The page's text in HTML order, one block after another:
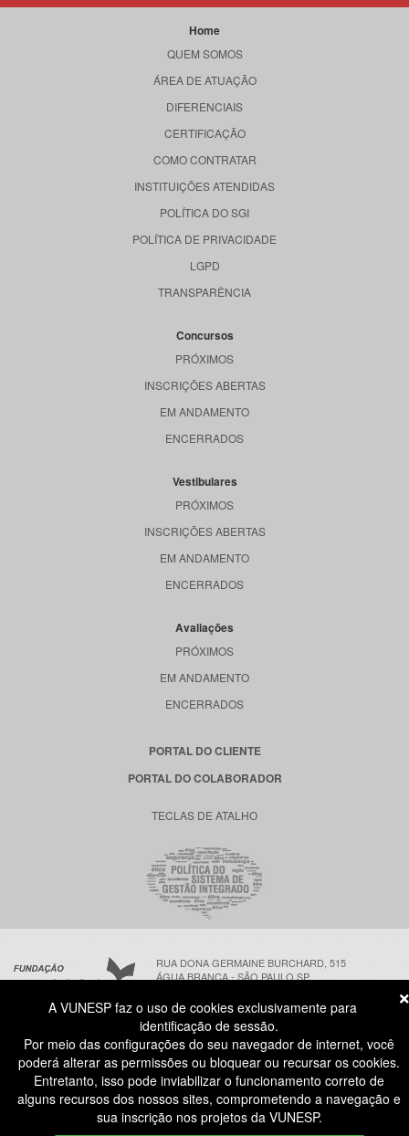
Home
QUEM SOMOS
ÁREA DE ATUAÇÃO
DIFERENCIAIS
CERTIFICAÇÃO
COMO CONTRATAR
INSTITUIÇÕES ATENDIDAS
POLÍTICA DO SGI
POLÍTICA DE PRIVACIDADE
LGPD
TRANSPARÊNCIA
Concursos
PRÓXIMOS
INSCRIÇÕES ABERTAS
EM ANDAMENTO
ENCERRADOS
Vestibulares
PRÓXIMOS
INSCRIÇÕES ABERTAS
EM ANDAMENTO
ENCERRADOS
Avaliações
PRÓXIMOS
EM ANDAMENTO
ENCERRADOS
PORTAL DO CLIENTE
PORTAL DO COLABORADOR
TECLAS DE ATALHO
RUA DONA GERMAINE BURCHARD, 515
ÁGUA BRANCA - SÃO PAULO SP
ATENDIMENTO AO CANDIDATO
(NÃO HÁ ATENDIMENTO PRESENCIAL) 11 3874-6300
DIAS ÚTEISdas 8h às 18h
COPYRIGHT® | TODOS OS DIREITOS RESERVADOS A FUNDAÇÃO VUNESP. | V 2026.08.04-1
IDENTIDADE VISUAL | DESENVOLVIMENTO FUNDAÇÃO VUNESP
A VUNESP faz o uso de cookies exclusivamente para
identificação de sessão.
Por meio das configurações do seu navegador de internet, você
poderá alterar as permissões ou bloquear ou recursar os cookies.
Entretanto, isso pode inviabilizar o funcionamento correto de
alguns recursos dos nossos sites, comprometendo a navegação e
sua inscrição nos projetos da VUNESP.